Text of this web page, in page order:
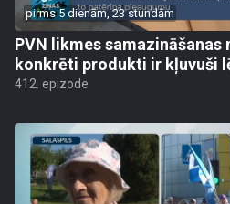
pirms 5 dienām, 23 stundām
PVN likmes
konkrēti produkti ir kļuvuši
412. epizode